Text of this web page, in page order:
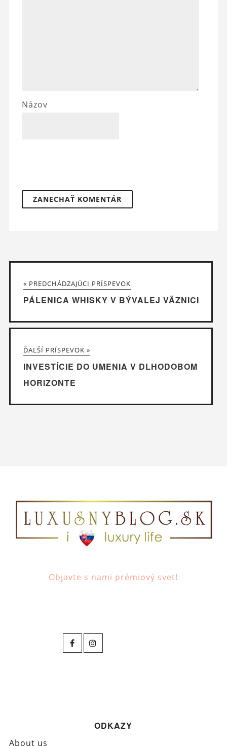
Názov
« PREDCHÁDZAJÚCI PRÍSPEVOK
PÁLENICA WHISKY V BÝVALEJ VÄZNICI
ĎALŠÍ PRÍSPEVOK »
INVESTÍCIE DO UMENIA V DLHODOBOM
HORIZONTE
Objavte s nami prémiový svet!
ODKAZY
About us